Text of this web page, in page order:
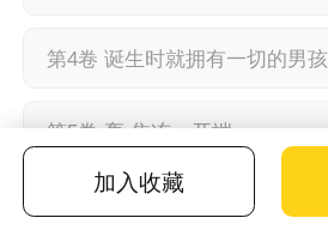
第4卷 诞生时就拥有一切的男孩
第5卷 轰 焦冻：开端
加入收藏